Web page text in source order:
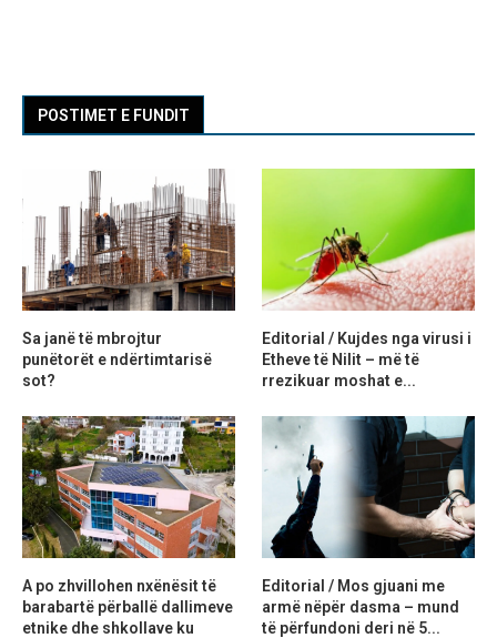
POSTIMET E FUNDIT
Sa janë të mbrojtur
punëtorët e ndërtimtarisë
sot?
Editorial / Kujdes nga virusi i
Etheve të Nilit – më të
rrezikuar moshat e...
A po zhvillohen nxënësit të
barabartë përballë dallimeve
etnike dhe shkollave ku
Editorial / Mos gjuani me
armë nëpër dasma – mund
të përfundoni deri në 5...